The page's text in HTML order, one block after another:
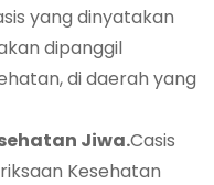
yang dinyatakan
dipanggil
di daerah yang
Jiwa.Casis
Kesehatan